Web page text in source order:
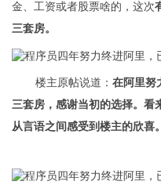
金、工资或者股票啥的，这次
三套房。
楼主原帖说道： 在阿里努
三套房，感谢当初的选择。看
从言语之间感受到楼主的欣喜。